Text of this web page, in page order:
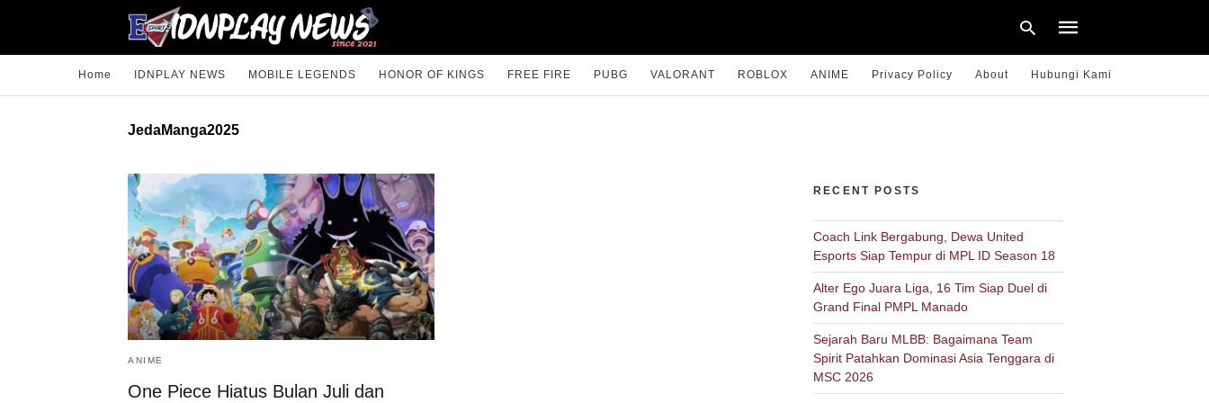
Home IDNPLAY NEWS MOBILE LEGENDS HONOR OF KINGS FREE FIRE PUBG VALORANT ROBLOX ANIME Privacy Policy About Hubungi Kami
JedaManga2025
ANIME
One Piece Hiatus Bulan Juli dan
RECENT POSTS
Coach Link Bergabung, Dewa United
Esports Siap Tempur di MPL ID Season 18
Alter Ego Juara Liga, 16 Tim Siap Duel di
Grand Final PMPL Manado
Sejarah Baru MLBB: Bagaimana Team
Spirit Patahkan Dominasi Asia Tenggara di
MSC 2026